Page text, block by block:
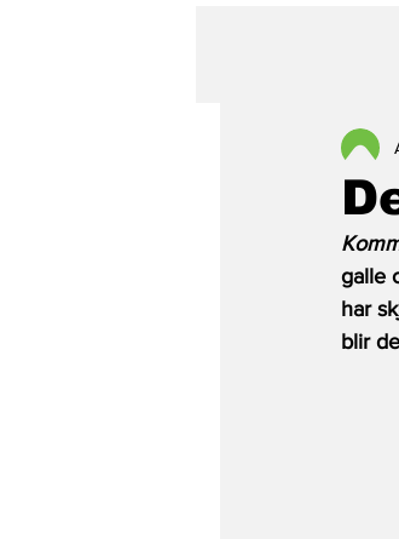
galle
har
blir